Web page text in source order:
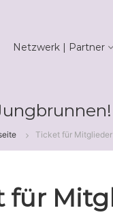
Netzwerk | Partner
Ticket für Mitglieder
für